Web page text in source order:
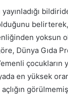
yoksun
Dünya Gıda
çocukların
en yüksek